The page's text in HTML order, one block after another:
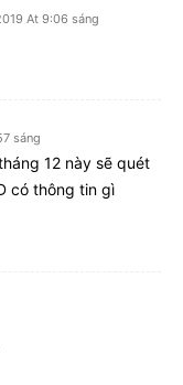
At 9:06 sáng
sáng
12 này sẽ quét
có thông tin gì